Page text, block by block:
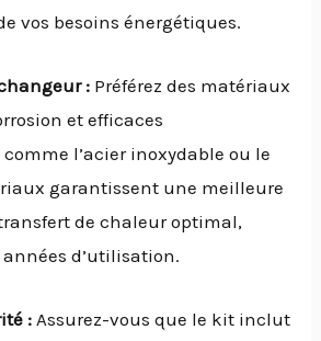
vos besoins énergétiques.
: Préférez des matériaux
et efficaces
l’acier inoxydable ou le
garantissent une meilleure
de chaleur optimal,
d’utilisation.
: Assurez-vous que le kit inclut